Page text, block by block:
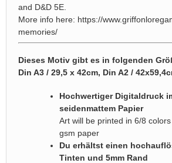
and D&D 5E.
More info here: https://
memories/
Dieses Motiv gibt es in folgenden
Din A3 / 29,5 x 42cm, Din A2 /
Hochwertiger Digitaldruck
seidenmattem Papier
Art will be printed in 6/8
gsm paper
Du erhältst einen
Tinten und 5mm Rand